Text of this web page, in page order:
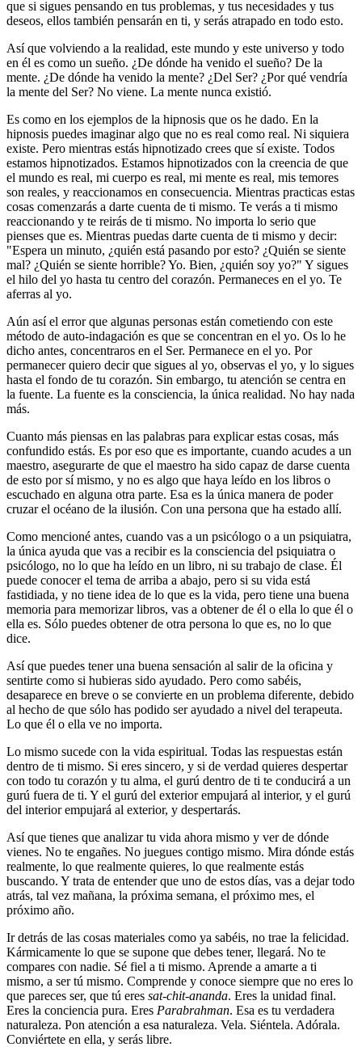
que si sigues pensando en tus problemas, y tus necesidades y tus
deseos, ellos también pensarán en ti, y serás atrapado en todo esto.
Así que volviendo a la realidad, este mundo y este universo y todo
en él es como un sueño. ¿De dónde ha venido el sueño? De la
mente. ¿De dónde ha venido la mente? ¿Del Ser? ¿Por qué vendría
la mente del Ser? No viene. La mente nunca existió.
Es como en los ejemplos de la hipnosis que os he dado. En la
hipnosis puedes imaginar algo que no es real como real. Ni siquiera
existe. Pero mientras estás hipnotizado crees que sí existe. Todos
estamos hipnotizados. Estamos hipnotizados con la creencia de que
el mundo es real, mi cuerpo es real, mi mente es real, mis temores
son reales, y reaccionamos en consecuencia. Mientras practicas estas
cosas comenzarás a darte cuenta de ti mismo. Te verás a ti mismo
reaccionando y te reirás de ti mismo. No importa lo serio que
pienses que es. Mientras puedas darte cuenta de ti mismo y decir:
"Espera un minuto, ¿quién está pasando por esto? ¿Quién se siente
mal? ¿Quién se siente horrible? Yo. Bien, ¿quién soy yo?" Y sigues
el hilo del yo hasta tu centro del corazón. Permaneces en el yo. Te
aferras al yo.
Aún así el error que algunas personas están cometiendo con este
método de auto-indagación es que se concentran en el yo. Os lo he
dicho antes, concentraros en el Ser. Permanece en el yo. Por
permanecer quiero decir que sigues al yo, observas el yo, y lo sigues
hasta el fondo de tu corazón. Sin embargo, tu atención se centra en
la fuente. La fuente es la consciencia, la única realidad. No hay nada
más.
Cuanto más piensas en las palabras para explicar estas cosas, más
confundido estás. Es por eso que es importante, cuando acudes a un
maestro, asegurarte de que el maestro ha sido capaz de darse cuenta
de esto por sí mismo, y no es algo que haya leído en los libros o
escuchado en alguna otra parte. Esa es la única manera de poder
cruzar el océano de la ilusión. Con una persona que ha estado allí.
Como mencioné antes, cuando vas a un psicólogo o a un psiquiatra,
la única ayuda que vas a recibir es la consciencia del psiquiatra o
psicólogo, no lo que ha leído en un libro, ni su trabajo de clase. Él
puede conocer el tema de arriba a abajo, pero si su vida está
fastidiada, y no tiene idea de lo que es la vida, pero tiene una buena
memoria para memorizar libros, vas a obtener de él o ella lo que él o
ella es. Sólo puedes obtener de otra persona lo que es, no lo que
dice.
Así que puedes tener una buena sensación al salir de la oficina y
sentirte como si hubieras sido ayudado. Pero como sabéis,
desaparece en breve o se convierte en un problema diferente, debido
al hecho de que sólo has podido ser ayudado a nivel del terapeuta.
Lo que él o ella ve no importa.
Lo mismo sucede con la vida espiritual. Todas las respuestas están
dentro de ti mismo. Si eres sincero, y si de verdad quieres despertar
con todo tu corazón y tu alma, el gurú dentro de ti te conducirá a un
gurú fuera de ti. Y el gurú del exterior empujará al interior, y el gurú
del interior empujará al exterior, y despertarás.
Así que tienes que analizar tu vida ahora mismo y ver de dónde
vienes. No te engañes. No juegues contigo mismo. Mira dónde estás
realmente, lo que realmente quieres, lo que realmente estás
buscando. Y trata de entender que uno de estos días, vas a dejar todo
atrás, tal vez mañana, la próxima semana, el próximo mes, el
próximo año.
Ir detrás de las cosas materiales como ya sabéis, no trae la felicidad.
Kármicamente lo que se supone que debes tener, llegará. No te
compares con nadie. Sé fiel a ti mismo. Aprende a amarte a ti
mismo, a ser tú mismo. Comprende y conoce siempre que no eres lo
que pareces ser, que tú eres sat-chit-ananda. Eres la unidad final.
Eres la conciencia pura. Eres Parabrahman. Esa es tu verdadera
naturaleza. Pon atención a esa naturaleza. Vela. Siéntela. Adórala.
Conviértete en ella, y serás libre.